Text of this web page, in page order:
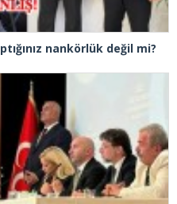
nankörlük değil mi?